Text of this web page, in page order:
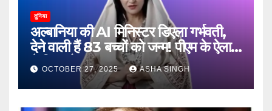
दुनिया
अल्बानिया की AI मिनिस्‍टर डिएला गर्भवती,
देने वाली हैं 83 बच्चों को जन्‍म! पीएम के ऐलान
ने किया हैरान
OCTOBER 27, 2025 ASHA SINGH